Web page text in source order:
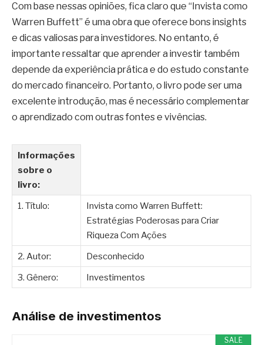
Com base nessas opiniões, fica claro que “Invista como
Warren Buffett” é uma obra que oferece bons insights
e dicas valiosas para investidores. No entanto, é
importante ressaltar que aprender a investir também
depende da experiência prática e do estudo constante
do mercado financeiro. Portanto, o livro pode ser uma
excelente introdução, mas é necessário complementar
o aprendizado com outras fontes e vivências.
Informações
sobre o
livro:
1. Título:
Invista como Warren Buffett:
Estratégias Poderosas para Criar
Riqueza Com Ações
2. Autor:
Desconhecido
3. Gênero:
Investimentos
Análise de investimentos
SALE